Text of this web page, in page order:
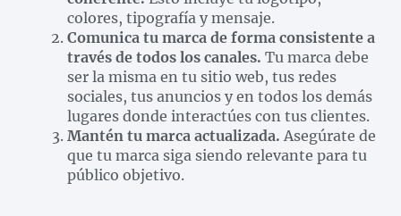
colores, tipografía y mensaje.
Comunica tu marca de forma consistente a
través de todos los canales. Tu marca debe
ser la misma en tu sitio web, tus redes
sociales, tus anuncios y en todos los demás
lugares donde interactúes con tus clientes.
Mantén tu marca actualizada. Asegúrate de
que tu marca siga siendo relevante para tu
público objetivo.